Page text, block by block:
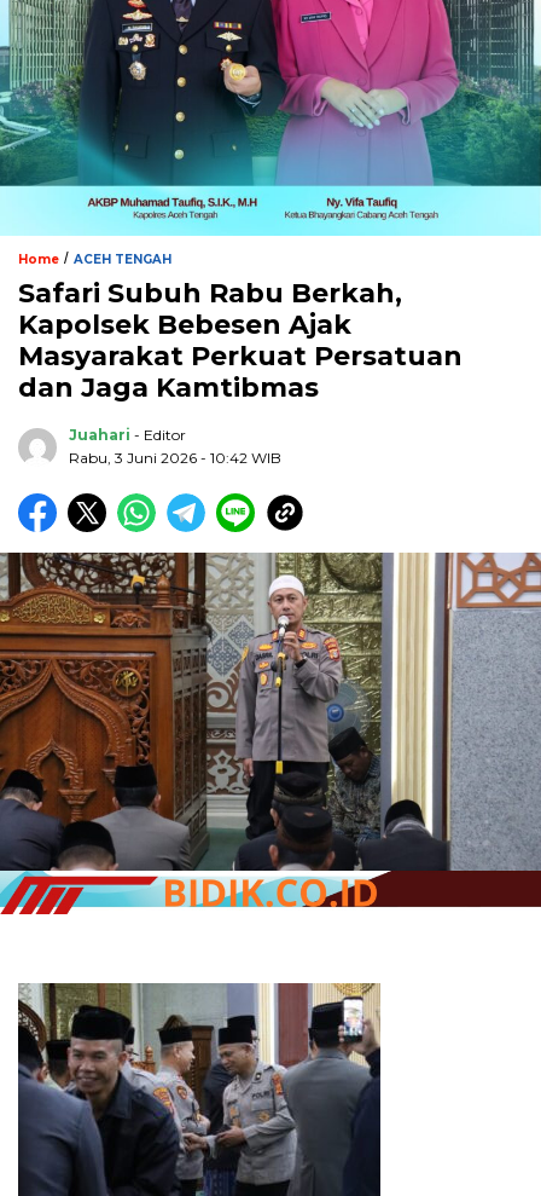
Home / ACEH TENGAH
Safari Subuh Rabu Berkah,
Kapolsek Bebesen Ajak
Masyarakat Perkuat Persatuan
dan Jaga Kamtibmas
Juahari - Editor
Rabu, 3 Juni 2026 - 10:42 WIB